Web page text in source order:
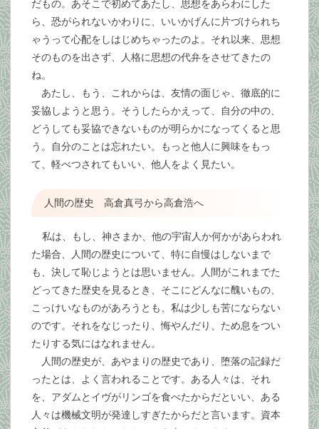
だもの。あそこで初めてあたし、思想をあらわにした
ら、恐がられないかわりに、いいかげんに片づけられち
ゃうって心配をしはじめちゃったのよ。それ以来、思想
そのものを出さず、人格に思想の代弁をさせてきたの
ね。
あたし、もう、これからは、友情の面じゃ、徹底的に
妥協しようと思う。そうしたらかえって、自分の中の、
どうしても妥協できないものが明らかになってくると思
う。自分のことは忘れたい。もっと他人に興味をもっ
て、軽べつされてもいい、他人をよく見たい。
人間の歴史 高倉真弓から高倉浩へ
私は、もし、神さまか、他の宇宙人か何かがあらわれ
た場合、人間の歴史について、特に自慢はしないまで
も、決して恥じようとは思いません。人間がこれまでた
どってきた歴史を見るとき、そこにどんなに醜いもの、
こっけいなものがあろうとも、私は少しも苦にならない
のです。それをなじったり、悔やんだり、ため息をつい
たりする気にはなれません。
人間の歴史が、あやまりの歴史であり、堕落の記録だ
ったとは、よく言われることです。ある人々は、それ
を、アダムとイヴがリンゴを食べたからだといい、ある
人々は機械文明が発達しすぎたからだと言います。資本